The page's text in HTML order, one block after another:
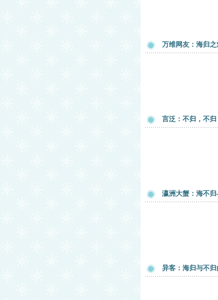
万维网友：海归
言泛：不归，不
瀛洲大蟹：海不
异客：海归与不